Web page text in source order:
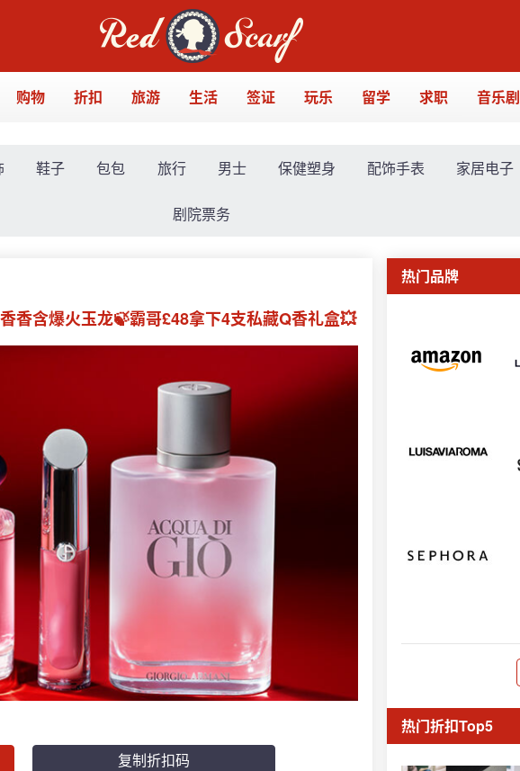
购物 折扣 旅游 生活 签证 玩乐 留学 求职 音乐剧
鞋子 包包 旅行 男士 保健塑身 配饰手表 家居电子
剧院票务
香含爆火玉龙🍃霸哥£48拿下4支私藏Q香礼盒💥
复制折扣码
热门品牌
热门折扣Top5